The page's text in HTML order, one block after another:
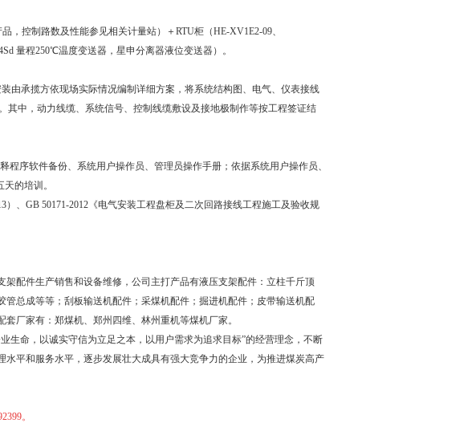
控制路数及性能参见相关计量站）＋RTU柜（HE-XV1E2-09、
量程250℃温度变送器，星申分离器液位变送器）。
由承揽方依现场实际情况编制详细方案，将系统结构图、电气、仪表接线
其中，动力线缆、系统信号、控制线缆敷设及接地极制作等按工程签证结
程序软件备份、系统用户操作员、管理员操作手册；依据系统用户操作员、
的培训。
、GB 50171-2012《电气安装工程盘柜及二次回路接线工程施工及验收规
配件生产销售和设备维修，公司主打产品有液压支架配件：立柱千斤顶
总成等等；刮板输送机配件；采煤机配件；掘进机配件；皮带输送机配
厂家有：郑煤机、郑州四维、林州重机等煤机厂家。
生命，以诚实守信为立足之本，以用户需求为追求目标”的经营理念，不断
平和服务水平，逐步发展壮大成具有强大竞争力的企业，为推进煤炭高产
。